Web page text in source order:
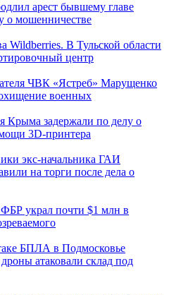
арест бывшему главе
о мошенничестве
Wildberries. В Тульской области
центр
ЧВК «Ястреб» Марущенко
военных
Крыма задержали по делу о
3D‑принтера
экс-начальника ГАИ
на торги после дела о
украл почти $1 млн в
БПЛА в Подмосковье
атаковали склад под